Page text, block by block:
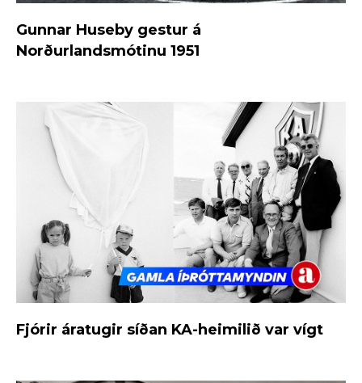
Gunnar Huseby gestur á
Norðurlandsmótinu 1951
Fjórir áratugir síðan KA-heimilið var vígt